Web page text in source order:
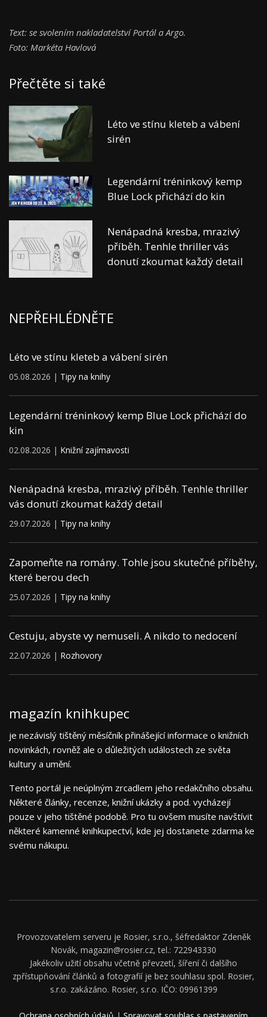
Text: se svolením nakladatelství Portál a Argo.
Foto: Markéta Havlová
Přečtěte si také
Léto ve stínu kleteb a vábení
sirén
Legendární tréninkový kemp
Blue Lock přichází do kin
Nenápadná kresba, mrazivý
příběh. Tenhle thriller vás
donutí zkoumat každý detail
NEPŘEHLÉDNĚTE
Léto ve stínu kleteb a vábení sirén
05.08.2026 | Tipy na knihy
Legendární tréninkový kemp Blue Lock přichází do
kin
02.08.2026 | Knižní zajímavosti
Nenápadná kresba, mrazivý příběh. Tenhle thriller
vás donutí zkoumat každý detail
29.07.2026 | Tipy na knihy
Zapomeňte na romány. Tohle jsou skutečné příběhy,
které berou dech
25.07.2026 | Tipy na knihy
Cestuju, abyste vy nemuseli. A nikdo to nedocení
22.07.2026 | Rozhovory
magazín knihkupec
je nezávislý tištěný měsíčník přinášející informace o knižních
novinkách, rovněž ale o důležitých událostech ze světa
kultury a umění.
Tento portál je neúplným zrcadlem jeho redakčního obsahu.
Některé články, recenze, knižní ukázky a pod. vycházejí
pouze v jeho tištěné podobě. Pro tu ovšem musíte navštívit
některé kamenné knihkupectví, kde jej dostanete zdarma ke
svému nákupu.
Provozovatelem serveru je Rosier, s.r.o., šéfredaktor Zdeněk
Novák, magazin@rosier.cz, tel.: 722943330
Jakékoliv užití obsahu včetně převzetí, šíření či dalšího
zpřístupňování článků a fotografií je bez souhlasu spol. Rosier,
s.r.o. zakázáno. Rosier, s.r.o. IČO: 09961399